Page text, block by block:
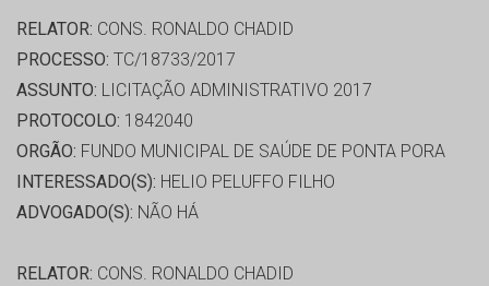
RELATOR: CONS. RONALDO CHADID
PROCESSO: TC/18733/2017
ASSUNTO: LICITAÇÃO ADMINISTRATIVO 2017
PROTOCOLO: 1842040
ORGÃO: FUNDO MUNICIPAL DE SAÚDE DE PONTA PORA
INTERESSADO(S): HELIO PELUFFO FILHO
ADVOGADO(S): NÃO HÁ
RELATOR: CONS. RONALDO CHADID